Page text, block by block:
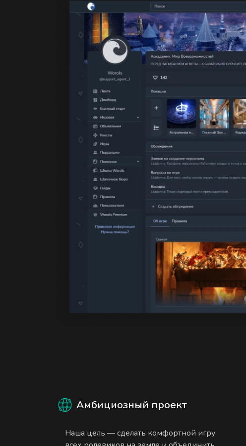
Амбициозный проект
Наша цель — сделать комфортной игру